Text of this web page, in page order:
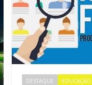
DESTAQUE EDUCAÇÃO